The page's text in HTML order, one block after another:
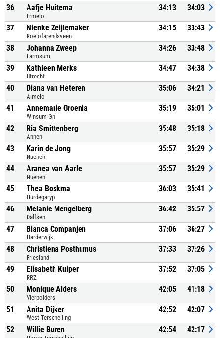
36 Aafje Huitema
Ermelo
34:13 34:03
37 Nienke Zeijlemaker
Roelofarendsveen
34:15 33:43
38 Johanna Zweep
Farmsum
34:26 33:48
39 Kathleen Merks
Utrecht
34:47 34:38
40 Diana van Heteren
Almelo
35:06 34:21
41 Annemarie Groenia
Winsum Gn
35:19 35:01
42 Ria Smittenberg
Annen
35:48 35:18
43 Karin de Jong
Nuenen
35:57 35:29
44 Aranea van Aarle
Nuenen
35:57 35:29
45 Thea Boskma
Hurdegaryp
36:03 35:41
46 Melanie Mengelberg
Dalfsen
36:42 35:57
47 Bianca Companjen
Harderwijk
37:06 36:27
48 Christiena Posthumus
Friesland
37:33 37:26
49 Elisabeth Kuiper
RRZ
37:52 37:05
50 Monique Alders
Vierpolders
42:05 41:18
51 Anita Dijker
West-Terschelling
42:52 42:07
52 Willie Buren 42:54 42:17